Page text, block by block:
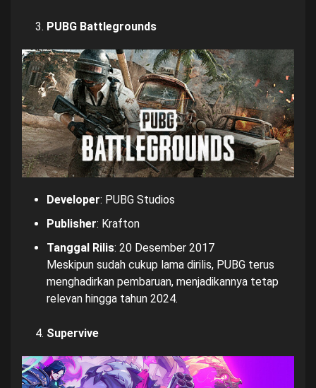
PUBG Battlegrounds
Developer: PUBG Studios
Publisher: Krafton
Tanggal Rilis: 20 Desember 2017
Meskipun sudah cukup lama dirilis, PUBG terus
menghadirkan pembaruan, menjadikannya tetap
relevan hingga tahun 2024.
Supervive